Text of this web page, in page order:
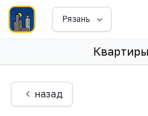
Рязань
Квартиры
назад